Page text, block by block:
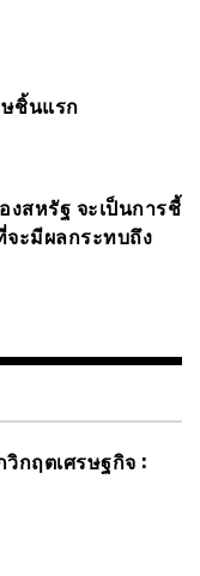
ชิ้นแรก
งสหรัฐ จะเป็นการชี้
ะมีผลกระทบถึง
กฤตเศรษฐกิจ :